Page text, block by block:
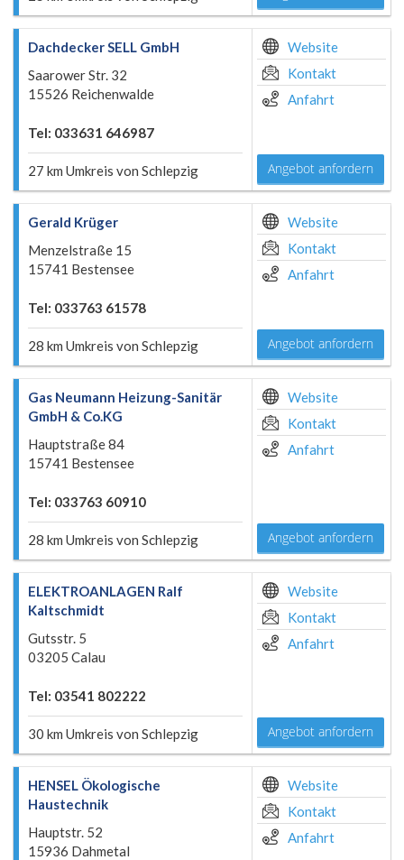
Dachdecker SELL GmbH
Saarower Str. 32
15526 Reichenwalde
Tel: 033631 646987
27 km Umkreis von Schlepzig
Website
Kontakt
Anfahrt
Angebot anfordern
Gerald Krüger
Menzelstraße 15
15741 Bestensee
Tel: 033763 61578
28 km Umkreis von Schlepzig
Website
Kontakt
Anfahrt
Angebot anfordern
Gas Neumann Heizung-Sanitär
GmbH & Co.KG
Hauptstraße 84
15741 Bestensee
Tel: 033763 60910
28 km Umkreis von Schlepzig
Website
Kontakt
Anfahrt
Angebot anfordern
ELEKTROANLAGEN Ralf
Kaltschmidt
Gutsstr. 5
03205 Calau
Tel: 03541 802222
30 km Umkreis von Schlepzig
Website
Kontakt
Anfahrt
Angebot anfordern
HENSEL Ökologische
Haustechnik
Hauptstr. 52
15936 Dahmetal
Website
Kontakt
Anfahrt